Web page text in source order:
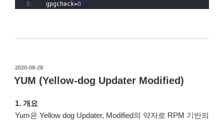
gpgcheck=0
작
성
일
2020-08-28
YUM (Yellow-dog Updater Modified)
1. 개요
Yum은 Yellow dog Updater, Modified의 약자로 RPM 기반의